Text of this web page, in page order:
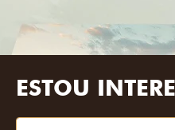
ESTOU